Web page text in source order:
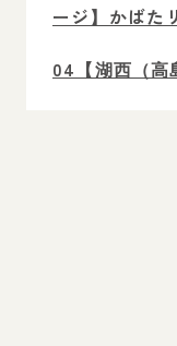
ージ】かばた
04【湖西（高